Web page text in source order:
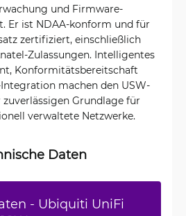
und Firmware-
Er ist NDAA-konform und für
zertifiziert, einschließlich
Zulassungen. Intelligentes
Konformitätsbereitschaft
machen den USW-
zuverlässigen Grundlage für
verwaltete Netzwerke.
Daten
- Ubiquiti UniFi